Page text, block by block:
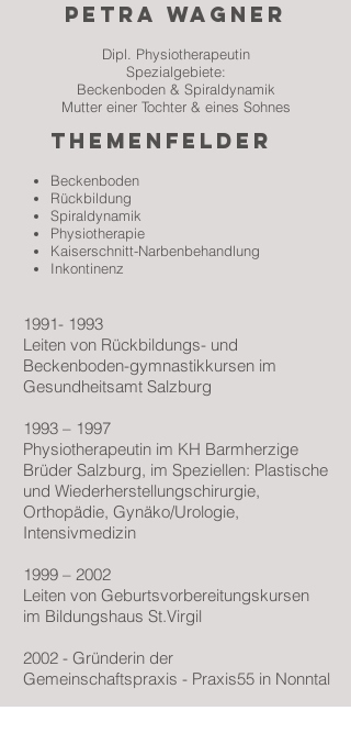
Petra wagner
Dipl. Physiotherapeutin
Spezialgebiete:
Beckenboden & Spiraldynamik
Mutter einer Tochter & eines Sohnes
themenfelder
Beckenboden
Rückbildung
Spiraldynamik
Physiotherapie
Kaiserschnitt-Narbenbehandlung
Inkontinenz
1991- 1993
Leiten von Rückbildungs- und
Beckenboden-gymnastikkursen im
Gesundheitsamt Salzburg
1993 – 1997
Physiotherapeutin im KH Barmherzige
Brüder Salzburg, im Speziellen: Plastische
und Wiederherstellungschirurgie,
Orthopädie, Gynäko/Urologie,
Intensivmedizin
1999 – 2002
Leiten von Geburtsvorbereitungskursen
im Bildungshaus St.Virgil
2002 - Gründerin der
Gemeinschaftspraxis - Praxis55 in Nonntal